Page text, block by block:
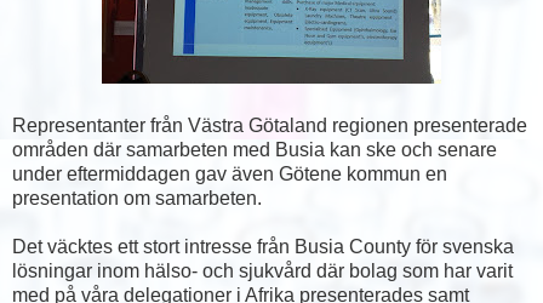
Representanter från Västra Götaland regionen presenterade
områden där samarbeten med Busia kan ske och senare
under eftermiddagen gav även Götene kommun en
presentation om samarbeten.
Det väcktes ett stort intresse från Busia County för svenska
lösningar inom hälso- och sjukvård där bolag som har varit
med på våra delegationer i Afrika presenterades samt